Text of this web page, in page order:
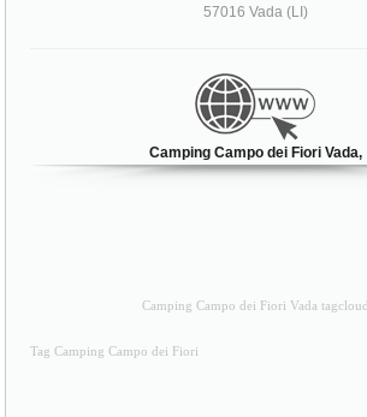
57016 Vada (LI)
Camping Campo dei Fiori Vada,
Camping Campo dei Fiori Vada tagcloud
Tag Camping Campo dei Fiori